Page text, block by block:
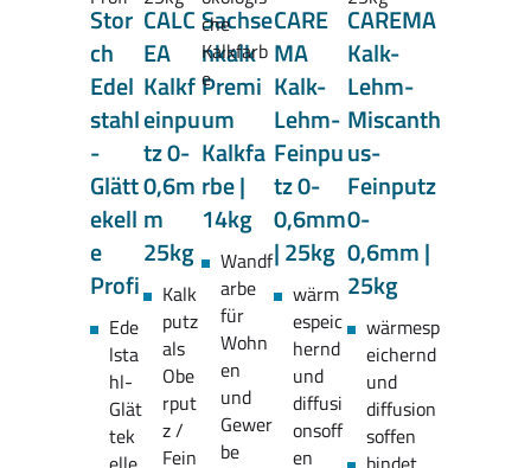
Stor
ch
Edel
stahl
-
Glätt
ekell
e
Profi
Ede
lsta
hl-
Glät
tek
CALC
EA
Kalkf
einpu
tz 0-
0,6m
m
25kg
Kalk
putz
als
Obe
rput
z /
Fein
Sachse
nkalk
Premi
um
Kalkfa
rbe |
14kg
Wandf
arbe
für
Wohn
en
und
Gewer
be
CARE
MA
Kalk-
Lehm-
Feinpu
tz 0-
0,6mm
| 25kg
wärm
espeic
hernd
und
diffusi
onsoff
en
CAREMA
Kalk-
Lehm-
Miscanth
us-
Feinputz
0-
0,6mm |
25kg
wärmesp
eichernd
und
diffusion
soffen